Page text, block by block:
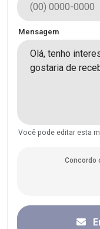
Mensagem
Você pode editar esta
Concordo